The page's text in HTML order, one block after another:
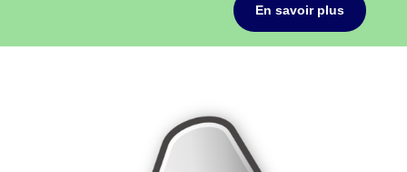
En savoir plus